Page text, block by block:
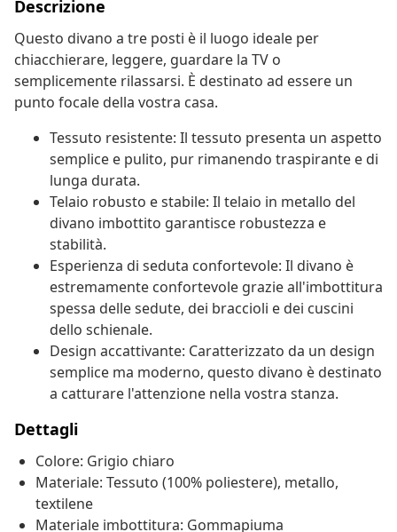
Descrizione
Questo divano a tre posti è il luogo ideale per
chiacchierare, leggere, guardare la TV o
semplicemente rilassarsi. È destinato ad essere un
punto focale della vostra casa.
Tessuto resistente: Il tessuto presenta un aspetto
semplice e pulito, pur rimanendo traspirante e di
lunga durata.
Telaio robusto e stabile: Il telaio in metallo del
divano imbottito garantisce robustezza e
stabilità.
Esperienza di seduta confortevole: Il divano è
estremamente confortevole grazie all'imbottitura
spessa delle sedute, dei braccioli e dei cuscini
dello schienale.
Design accattivante: Caratterizzato da un design
semplice ma moderno, questo divano è destinato
a catturare l'attenzione nella vostra stanza.
Dettagli
Colore: Grigio chiaro
Materiale: Tessuto (100% poliestere), metallo,
textilene
Materiale imbottitura: Gommapiuma